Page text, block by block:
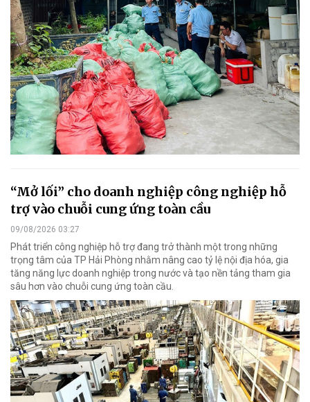
“Mở lối” cho doanh nghiệp công nghiệp hỗ
trợ vào chuỗi cung ứng toàn cầu
09/08/2026 03:27
Phát triển công nghiệp hỗ trợ đang trở thành một trong những
trọng tâm của TP Hải Phòng nhằm nâng cao tỷ lệ nội địa hóa, gia
tăng năng lực doanh nghiệp trong nước và tạo nền tảng tham gia
sâu hơn vào chuỗi cung ứng toàn cầu.